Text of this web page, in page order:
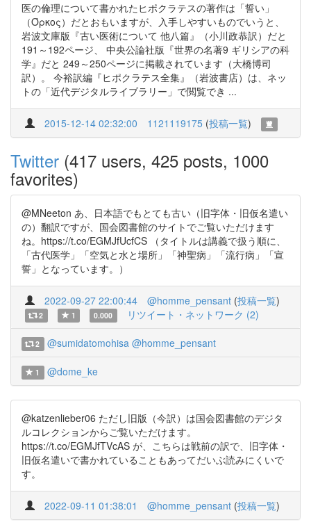
医の倫理について書かれたヒポクラテスの著作は「誓い」
（Όρκος）だとおもいますが、入手しやすいものでいうと、
岩波文庫版『古い医術について 他八篇』（小川政恭訳）だと
191～192ページ、 中央公論社版『世界の名著9 ギリシアの科
学』だと 249～250ページに掲載されています（大橋博司
訳）。 今裕訳編『ヒポクラテス全集』（岩波書店）は、ネッ
トの「近代デジタルライブラリー」で閲覧でき ...
2015-12-14 02:32:00 1121119175 (投稿一覧)
Twitter (417 users, 425 posts, 1000
favorites)
@MNeeton あ、日本語でもとても古い（旧字体・旧仮名遣い
の）翻訳ですが、国会図書館のサイトでご覧いただけます
ね。https://t.co/EGMJfUcfCS （タイトルは講義で扱う順に、
「古代医学」「空気と水と場所」「神聖病」「流行病」「宣
誓」となっています。）
2022-09-27 22:00:44 @homme_pensant (投稿一覧)
2 1 0.000 リツイート・ネットワーク (2)
2 @sumidatomohisa @homme_pensant
1 @dome_ke
@katzenlieber06 ただし旧版（今訳）は国会図書館のデジタ
ルコレクションからご覧いただけます。
https://t.co/EGMJfTVcAS が、こちらは戦前の訳で、旧字体・
旧仮名遣いで書かれていることもあってだいぶ読みにくいで
す。
2022-09-11 01:38:01 @homme_pensant (投稿一覧)